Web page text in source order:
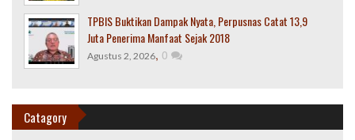
TPBIS Buktikan Dampak Nyata, Perpusnas Catat 13,9
Juta Penerima Manfaat Sejak 2018
Agustus 2, 2026, 0
Catagory